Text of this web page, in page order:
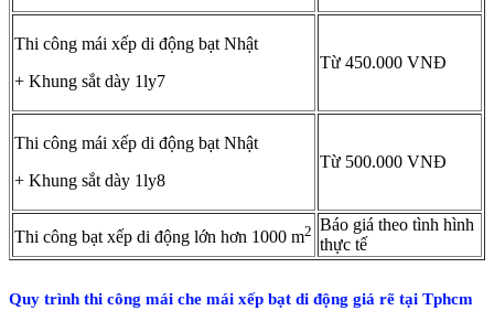
Thi công mái xếp di động bạt Nhật
+ Khung sắt dày 1ly7
Từ 450.000 VNĐ
Thi công mái xếp di động bạt Nhật
+ Khung sắt dày 1ly8
Từ 500.000 VNĐ
Thi công bạt xếp di động lớn hơn 1000 m2 Báo giá theo tình hình
thực tế
Quy trình thi công mái che mái xếp bạt di động giá rẽ tại Tphcm